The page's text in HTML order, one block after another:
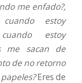
me enfado?,
estoy
estoy
me sacan de
de no retorno
Eres de